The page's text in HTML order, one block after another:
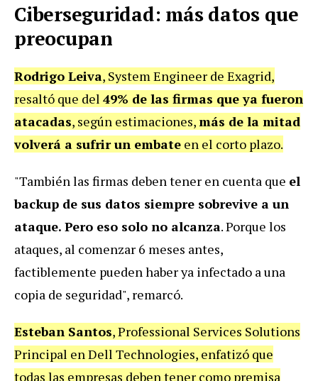
Ciberseguridad: más datos que
preocupan
Rodrigo Leiva, System Engineer de Exagrid,
resaltó que del 49% de las firmas que ya fueron
atacadas, según estimaciones,más de la mitad
volverá a sufrir un embate en el corto plazo.
"También las firmas deben tener en cuenta que el
backup de sus datos siempre sobrevive a un
ataque. Pero eso solo no alcanza. Porque los
ataques, al comenzar 6 meses antes,
factiblemente pueden haber ya infectado a una
copia de seguridad", remarcó.
Esteban Santos, Professional Services Solutions
Principal en Dell Technologies, enfatizó que
todas las empresas deben tener como premisa